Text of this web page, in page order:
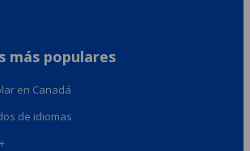
más populares
en Canadá
de idiomas